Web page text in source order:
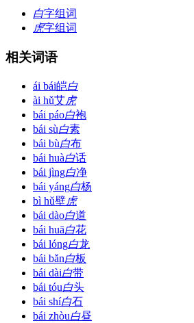
白字组词
虎字组词
相关词语
ái bái皑白
ài hǔ艾虎
bái páo白袍
bái sù白素
bái bù白布
bái huà白话
bái jìng白净
bái yáng白杨
bì hǔ壁虎
bái dào白道
bái huā白花
bái lóng白龙
bái bǎn白板
bái dài白带
bái tóu白头
bái shí白石
bái zhòu白昼